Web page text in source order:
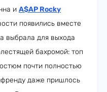
и A$AP Rocky
появились вместе
выбрала для выхода
бахромой: топ
почти полностью
даже пришлось